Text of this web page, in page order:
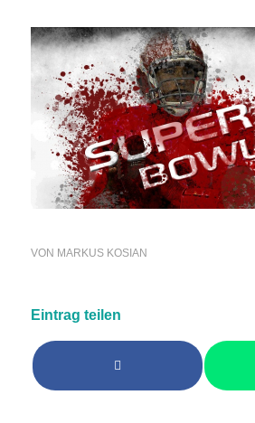
VON MARKUS KOSIAN
Eintrag teilen